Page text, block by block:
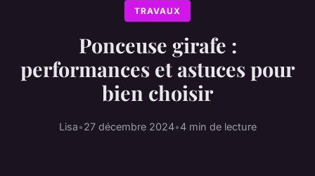
TRAVAUX
Ponceuse girafe :
performances et astuces pour
bien choisir
Lisa•27 décembre 2024•4 min de lecture